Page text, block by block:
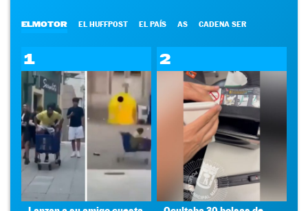
ELMOTOR EL HUFFPOST EL PAÍS AS CADENA SER
1 2